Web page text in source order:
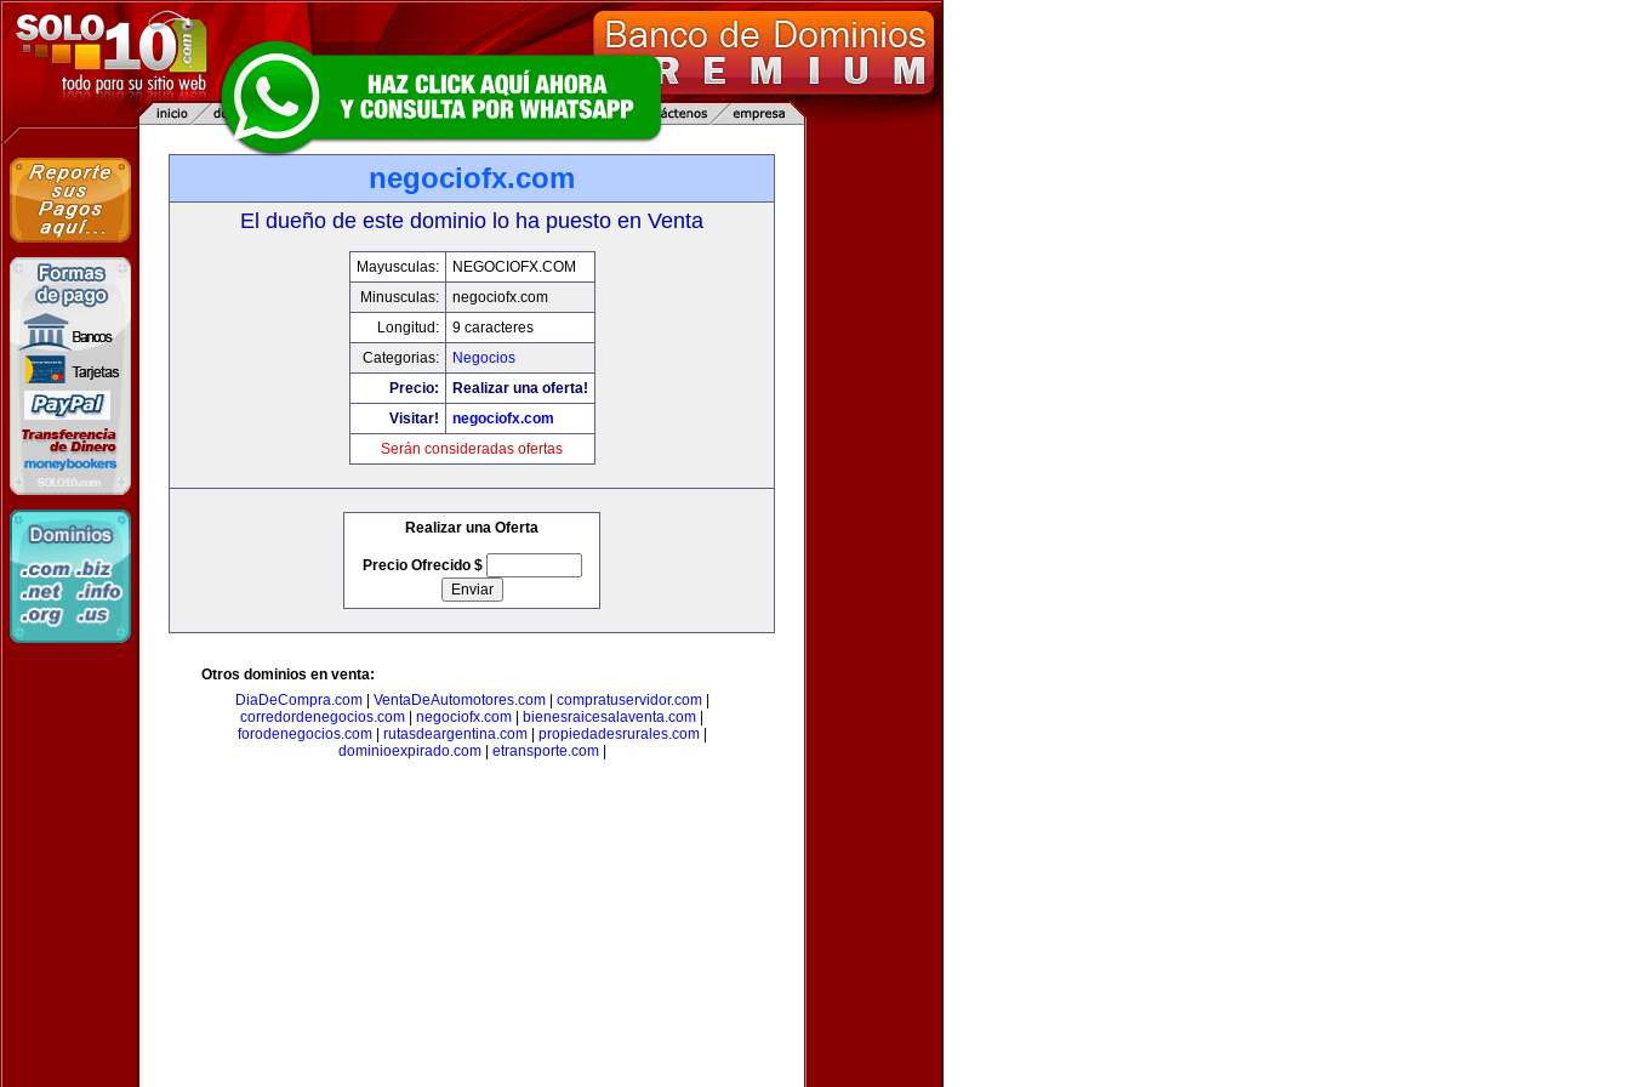
negociofx.com
El dueño de este dominio lo ha puesto en Venta
Mayusculas:
NEGOCIOFX.COM
Minusculas:
negociofx.com
Longitud:
9 caracteres
Categorias:
Negocios
Precio:
Realizar una oferta!
Visitar!
negociofx.com
Serán consideradas ofertas
Realizar una Oferta
Precio Ofrecido $
Otros dominios en venta:
DiaDeCompra.com| VentaDeAutomotores.com| compratuservidor.com|
corredordenegocios.com
negociofx.com bienesraicesalaventa.com
forodenegocios.com| rutasdeargentina.com| propiedadesrurales.com|
dominioexpirado.com| etransporte.com|